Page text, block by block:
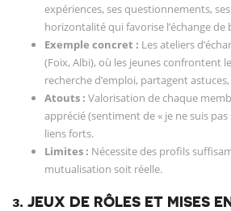
expériences, ses questionnements,
horizontalité qui favorise l’échange
Exemple concret : Les ateliers
(Foix, Albi), où les jeunes confrontent
recherche d’emploi, partagent
Atouts : Valorisation de chaque
apprécié (sentiment de « je ne suis pas
liens forts.
Limites : Nécessite des profils
mutualisation soit réelle.
3. JEUX DE RÔLES ET MISES